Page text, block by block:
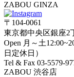
ZABOU GINZA
〒104-0061
東京都中央区銀座2
Open 月～土
日定休日）
Tel & Fax 03-5579-
ZABOU 渋谷店